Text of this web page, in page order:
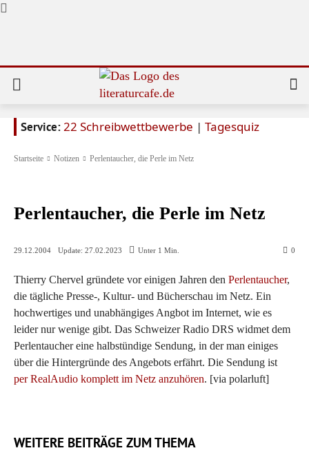
Service:22 Schreibwettbewerbe | Tagesquiz
Startseite Notizen Perlentaucher, die Perle im Netz
Perlentaucher, die Perle im Netz
29.12.2004 Update: 27.02.2023 Unter 1 Min. 0
Thierry Chervel gründete vor einigen Jahren den Perlentaucher,
die tägliche Presse-, Kultur- und Bücherschau im Netz. Ein
hochwertiges und unabhängiges Angbot im Internet, wie es
leider nur wenige gibt. Das Schweizer Radio DRS widmet dem
Perlentaucher eine halbstündige Sendung, in der man einiges
über die Hintergründe des Angebots erfährt. Die Sendung ist
per RealAudio komplett im Netz anzuhören. [via polarluft]
WEITERE BEITRÄGE ZUM THEMA